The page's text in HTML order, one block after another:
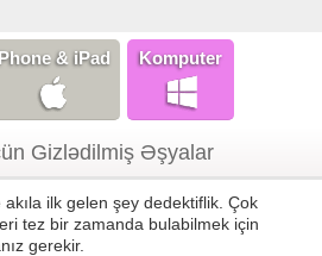
& iPad Komputer
Gizlədilmiş Əşyalar
ilk gelen şey dedektiflik. Çok
tez bir zamanda bulabilmek için
gerekir.